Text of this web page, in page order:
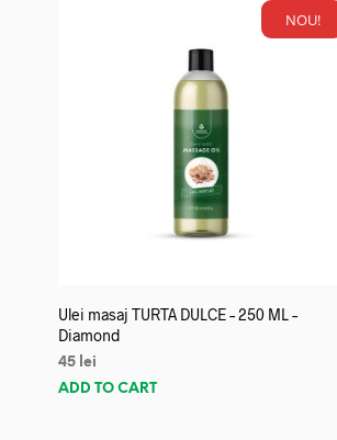
NOU!
Ulei masaj TURTA DULCE – 250 ML –
Diamond
45 lei
ADD TO CART